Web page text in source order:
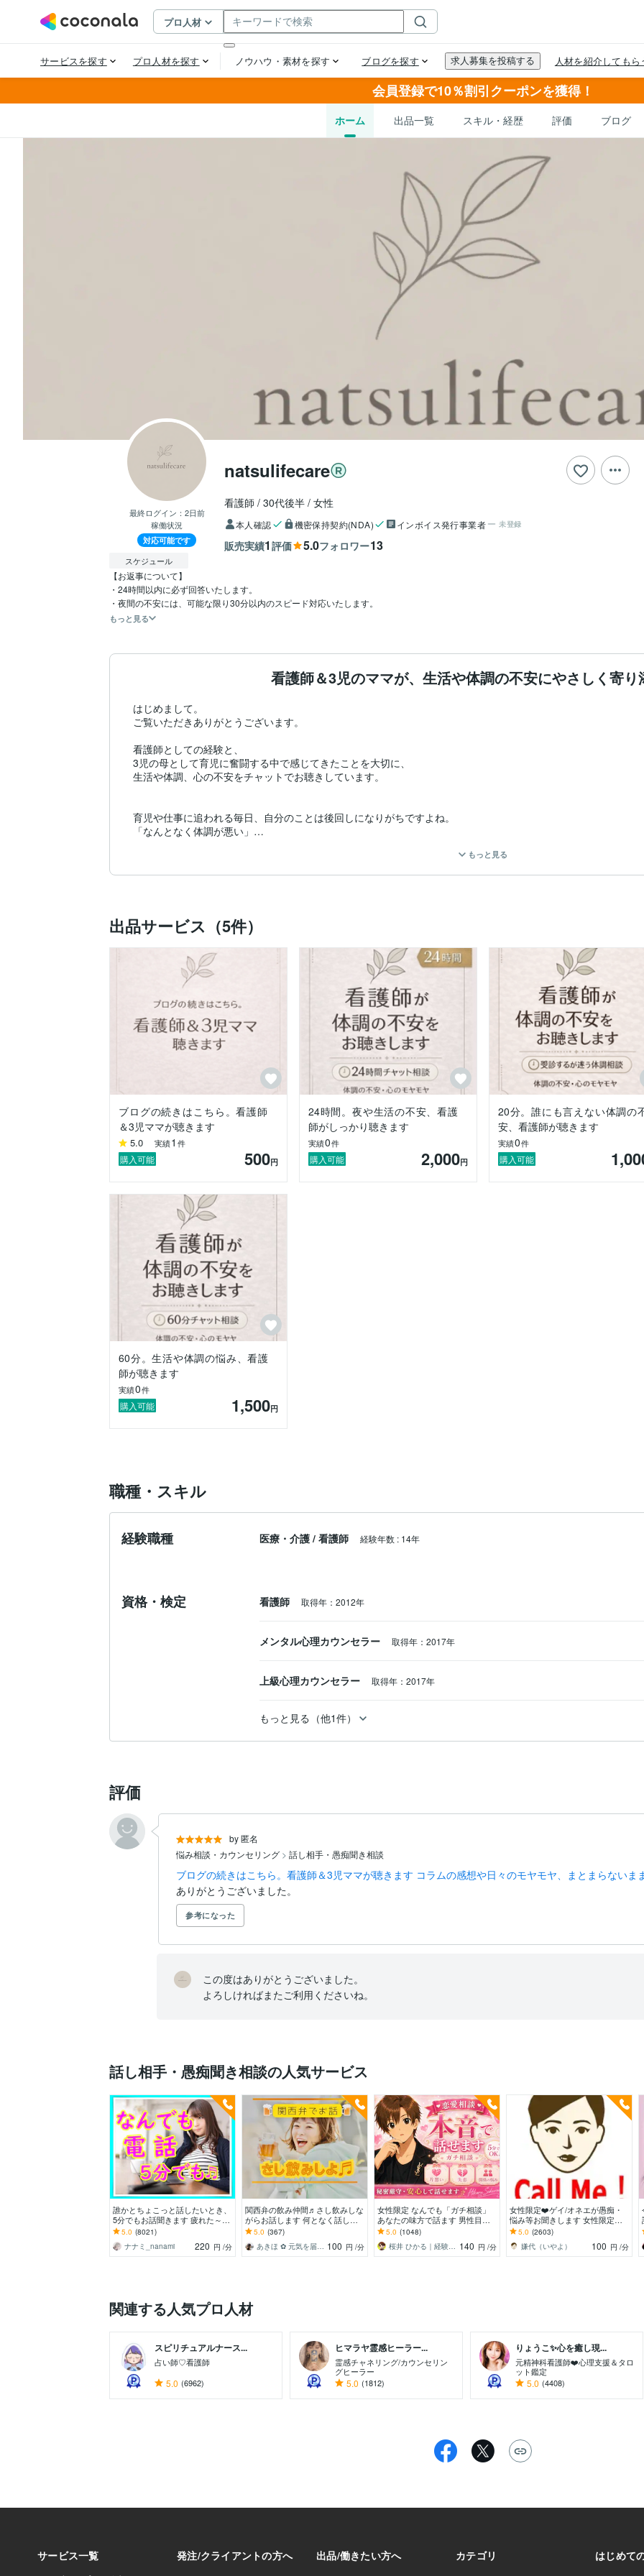
会員登録で10％割引クーポンを獲得！
ホーム 出品一覧 スキル・経歴 評価 ブログ
最終ログイン： 2日前
稼働状況
対応可能です
natsulifecare
看護師 30代後半 女性
本人確認 機密保持契約(NDA) インボイス発行事業者 未登録
販売実績1 評価 5.0フォロワー13
スケジュール
【お返事について】
・24時間以内に必ず回答いたします。
・夜間の不安には、可能な限り30分以内のスピード対応いたします。
もっと見る
看護師＆3児のママが、生活や体調の不安にやさしく寄り
はじめまして。
ご覧いただきありがとうございます。
看護師としての経験と、
3児の母として育児に奮闘する中で感じてきたことを大切に、
生活や体調、心の不安をチャットでお聴きしています。
育児や仕事に追われる毎日、自分のことは後回しになりがちですよね。
「なんとなく体調が悪い」
・否定せず、そのままのあなたを受け止めます
・看護師の視点で寄り添います
診断は行いませんが、心身を整えるヒントを必要に応じてお伝えします。
・多角的なケアの知識
アロマや心理カウンセリング、発酵食品など健康に関する資格も複数所持しています。
・病院へ行くほどではないけれど、体調が心配
・夜、不安で眠れなくなってしまった
・子育ての不安を、同じママであり専門知識を持つ人に聴いてほしい
「また明日から頑張ろう」と思える時間になれば嬉しいです。
もっと見る
出品サービス（5件）
ブログの続きはこちら。看護師
＆3児ママが聴きます
5.0 実績1 件
購入可能 500円
24時間。夜や生活の不安、看護
師がしっかり聴きます
実績0件
購入可能 2,000円
20分。誰にも言えない体調の
安、看護師が聴きます
実績0件
購入可能
60分。生活や体調の悩み、看護
師が聴きます
実績0件
購入可能 1,500円
職種・スキル
経験職種 医療・介護 / 看護師 経験年数 : 14年
資格・検定 看護師 取得年：2012年
メンタル心理カウンセラー 取得年：2017年
上級心理カウンセラー 取得年：2017年
もっと見る（他1件）
評価
by 匿名
悩み相談・カウンセリング > 話し相手・愚痴聞き相談
ブログの続きはこちら。看護師＆3児ママが聴きます コラムの感想や日々のモヤモヤ、まとまらないま
ありがとうございました。
参考になった
この度はありがとうございました。
よろしければまたご利用くださいね。
話し相手・愚痴聞き相談の人気サービス
誰かとちょこっと話したいとき、
5分でもお話聞きます 疲れた～、
でもカウンセリングじゃない、な
んとなく雑談聞いて～
5.0 (8021)
ナナミ_nanami
220 円 /分
関西弁の飲み仲間♬さし飲みしな
がらお話します 何となく話した
い✨酔った時のいい気分のまま⭐︎
お話しましょう
5.0 (367)
あきほ ✿ 元気を届ける関西女子✨ 100 円 /分
女性限定 なんでも「ガチ相談」
あなたの味方で話ます 男性目線
で、あなたの恋の“答え”を言葉に
します。
5.0 (1048)
桜井 ひかる｜経験豊富の恋愛相談室 140 円 /分
女性限定❤️ゲイ/オネエが愚痴・
悩み等お聞きします 女性限定！
ゲイ/オネエが恋愛/人間関係など
何でも聞くわよ！
5.0 (2603)
嫌代（いやよ）
100 円 /分
関連する人気プロ人材
スピリチュアルナース...
占い師♡看護師
5.0 (6962)
ヒマラヤ霊感ヒーラー...
霊感チャネリング/カウンセリン
グヒーラー
5.0 (1812)
りょうこ✨心を癒し現...
元精神科看護師❤️心理支援＆タロ
ット鑑定
5.0 (4408)